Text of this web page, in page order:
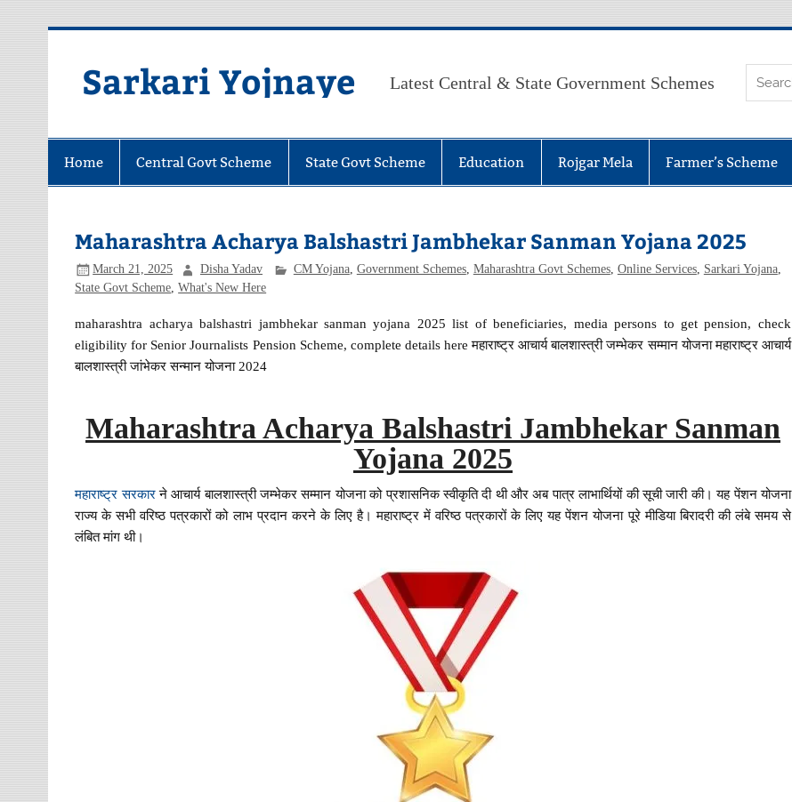
Sarkari Yojnaye Latest Central & State Government Schemes
Home Central Govt Scheme State Govt Scheme Education Rojgar Mela Farmer’s Scheme
Maharashtra Acharya Balshastri Jambhekar Sanman Yojana 2025
March 21, 2025 Disha Yadav CM Yojana, Government Schemes, Maharashtra Govt Schemes, Online Services, Sarkari Yojana,
State Govt Scheme,What's New Here
maharashtra acharya balshastri jambhekar sanman yojana 2025 list of beneficiaries, media persons to get pension, check
eligibility for Senior Journalists Pension Scheme, complete details here महाराष्ट्र आचार्य बालशास्त्री जम्भेकर सम्मान योजना महाराष्ट्र आचार्य
बालशास्त्री जांभेकर सन्मान योजना 2024
Maharashtra Acharya Balshastri Jambhekar Sanman
Yojana 2025
महाराष्ट्र सरकारने आचार्य बालशास्त्री जम्भेकर सम्मान योजना को प्रशासनिक स्वीकृति दी थी और अब पात्र लाभार्थियों की सूची जारी की। यह पेंशन योजना
राज्य के सभी वरिष्ठ पत्रकारों को लाभ प्रदान करने के लिए है। महाराष्ट्र में वरिष्ठ पत्रकारों के लिए यह पेंशन योजना पूरे मीडिया बिरादरी की लंबे समय से
लंबित मांग थी।